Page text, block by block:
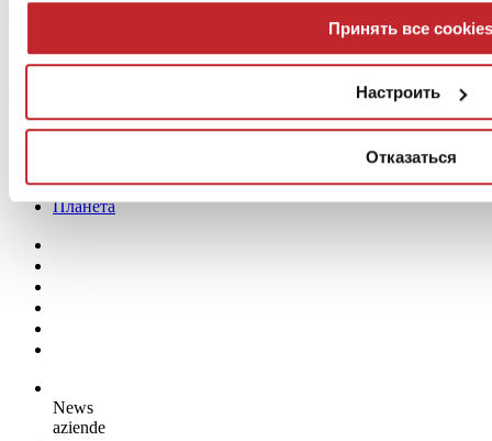
Принять все cookies
Настроить
Отказаться
сегодня все более экологичная и устойчивая, она стала
главным элементом в конструкциях (кирпич для стен и
перекрытий), в отделке (плитка для интерьеров и
экстерьеров), в оборудовании для ванных комнат, и составляет
одну из важных отраслей производства и торговли.
Процесс
Проекты
Планета
News
aziende